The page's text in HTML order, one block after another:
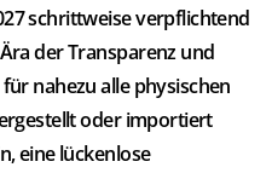
schrittweise verpflichtend
der Transparenz und
nahezu alle physischen
oder importiert
eine lückenlose